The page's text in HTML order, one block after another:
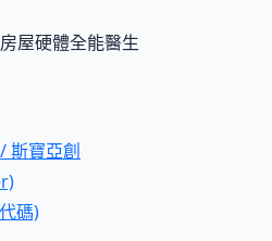
屋硬體全能醫生
斯寶亞創
碼)